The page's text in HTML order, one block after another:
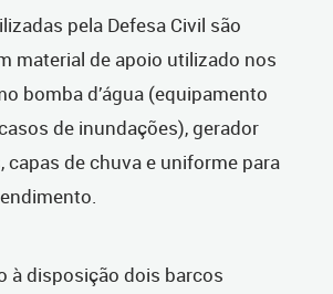
pela Defesa Civil são
material de apoio utilizado nos
bomba d’água (equipamento
de inundações), gerador
capas de chuva e uniforme para
à disposição dois barcos